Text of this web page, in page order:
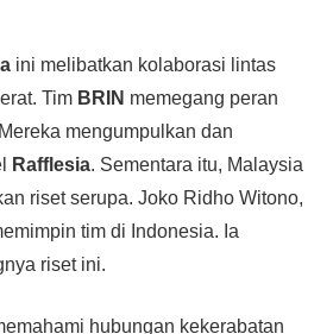
ini melibatkan kolaborasi lintas
Tim BRIN memegang peran
mengumpulkan dan
Rafflesia. Sementara itu, Malaysia
riset serupa. Joko Ridho Witono,
tim di Indonesia. Ia
riset ini.
hubungan kekerabatan